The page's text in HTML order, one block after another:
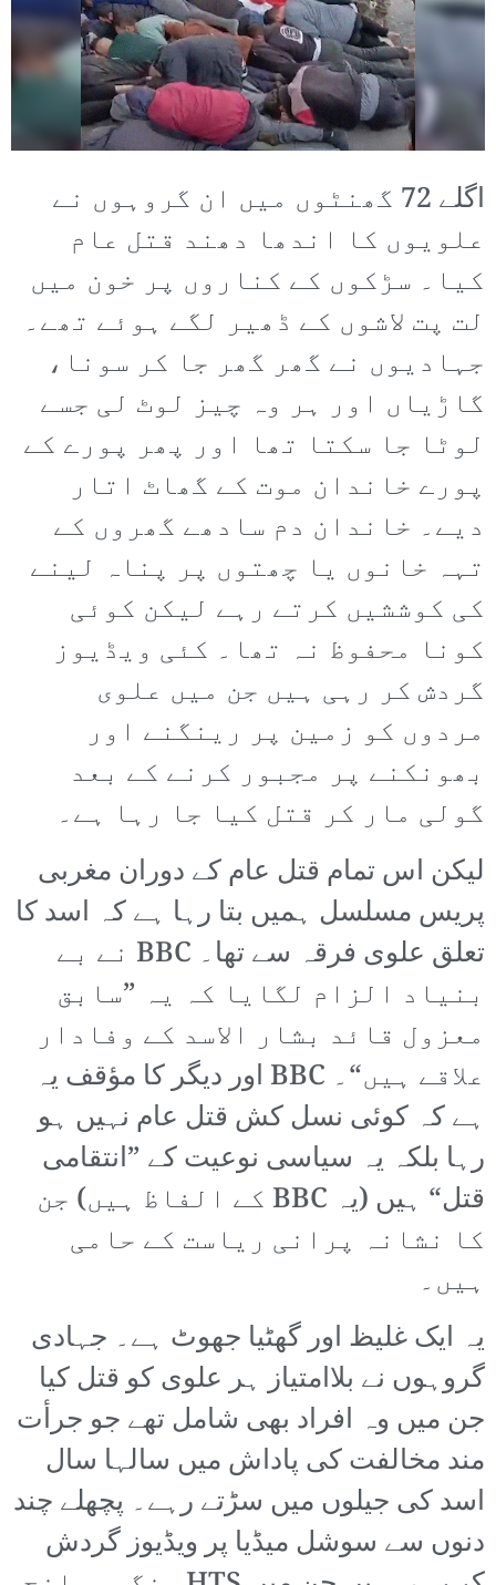
اگلے 72 گھنٹوں میں ان گروہوں نے
علویوں کا اندھا دھند قتل عام
کیا۔ سڑکوں کے کناروں پر خون میں
لت پت لاشوں کے ڈھیر لگے ہوئے تھے۔
جہادیوں نے گھر گھر جا کر سونا،
گاڑیاں اور ہر وہ چیز لوٹ لی جسے
لوٹا جا سکتا تھا اور پھر پورے کے
پورے خاندان موت کے گھاٹ اتار
دیے۔ خاندان دم سادھے گھروں کے
تہہ خانوں یا چھتوں پر پناہ لینے
کی کوششیں کرتے رہے لیکن کوئی
کونا محفوظ نہ تھا۔ کئی ویڈیوز
گردش کر رہی ہیں جن میں علوی
مردوں کو زمین پر رینگنے اور
بھونکنے پر مجبور کرنے کے بعد
گولی مار کر قتل کیا جا رہا ہے۔
لیکن اس تمام قتل عام کے دوران مغربی
پریس مسلسل ہمیں بتا رہا ہے کہ اسد کا
تعلق علوی فرقہ سے تھا۔ BBC نے بے
بنیاد الزام لگایا کہ یہ ”سابق
معزول قائد بشار الاسد کے وفادار
علاقے ہیں“۔ BBC اور دیگر کا مؤقف یہ
ہے کہ کوئی نسل کش قتل عام نہیں ہو
رہا بلکہ یہ سیاسی نوعیت کے ”انتقامی
قتل“ ہیں (یہ BBC کے الفاظ ہیں) جن
کا نشانہ پرانی ریاست کے حامی
ہیں۔
یہ ایک غلیظ اور گھٹیا جھوٹ ہے۔ جہادی
گروہوں نے بلاامتیاز ہر علوی کو قتل کیا
جن میں وہ افراد بھی شامل تھے جو جرأت
مند مخالفت کی پاداش میں سالہا سال
اسد کی جیلوں میں سڑتے رہے۔ پچھلے چند
دنوں سے سوشل میڈیا پر ویڈیوز گردش